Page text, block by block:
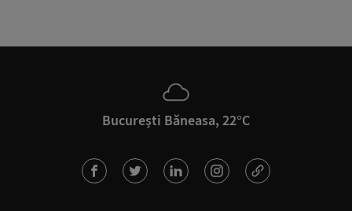
București Băneasa, 22°C